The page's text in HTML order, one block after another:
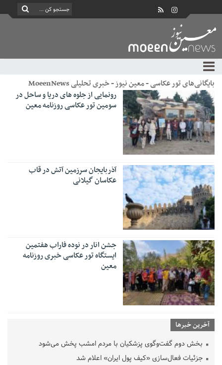
بایگانی‌های تور عکاسی - معین نیوز - خبری تحلیلی MoeenNews
رونمایی از جلوه های دریا و ساحل در
سومین تور عکاسی روزنامه معین
آذربایجان سرزمین آتش در قاب
عکاسان گیلانی
جشن انار در نوده فاراب هفتمین
ایستگاه تور عکاسی خبری روزنامه
معین
آخرین خبرها
بخش دوم گفت‌وگوی پزشکیان با مردم امشب پخش می‌شود
جزئیات فعال‌سازی «کیف پول ایران» اعلام شد